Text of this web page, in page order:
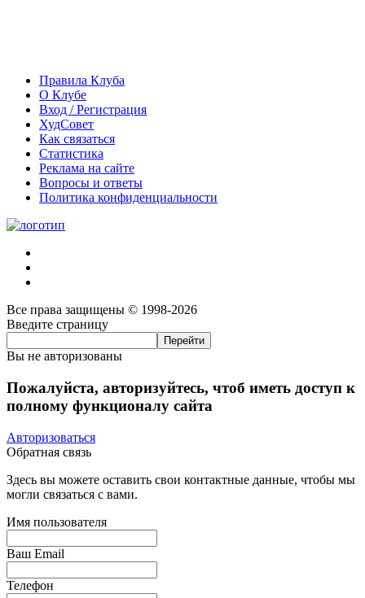
Правила Клуба
О Клубе
Вход / Регистрация
ХудСовет
Как связаться
Статистика
Реклама на сайте
Вопросы и ответы
Политика конфиденциальности
Все права защищены © 1998-2026
Введите страницу
Вы не авторизованы
Пожалуйста, авторизуйтесь, чтоб иметь доступ к
полному функционалу сайта
Авторизоваться
Обратная связь
Здесь вы можете оставить свои контактные данные, чтобы мы
могли связаться с вами.
Имя пользователя
Ваш Email
Телефон